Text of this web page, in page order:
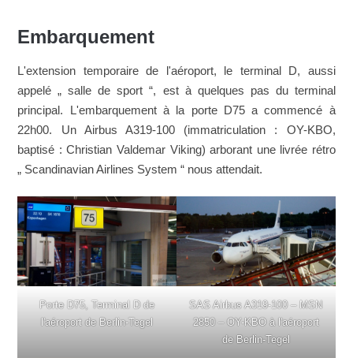
Embarquement
L'extension temporaire de l'aéroport, le terminal D, aussi
appelé „ salle de sport “, est à quelques pas du terminal
principal. L'embarquement à la porte D75 a commencé à
22h00. Un Airbus A319-100 (immatriculation : OY-KBO,
baptisé : Christian Valdemar Viking) arborant une livrée rétro
„ Scandinavian Airlines System “ nous attendait.
Porte D75, Terminal D de
l'aéroport de Berlin-Tegel
SAS Airbus A319-100 – MSN
2850 – OY-KBO à l'aéroport
de Berlin-Tegel